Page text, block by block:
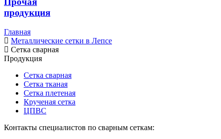
продукция
Главная
Металлические сетки в Лепсе
Сетка сварная
Продукция
Сетка сварная
Сетка тканая
Сетка плетеная
Крученая сетка
ЦПВС
Контакты специалистов по сварным сеткам: